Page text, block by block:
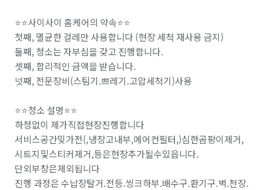
⭐⭐사이사이 홈케어의 약속⭐⭐
첫째, 멸균한 걸레만 사용합니다 (현장 세척 재사용 금지)
둘째, 청소는 자부심을 갖고 진행합니다.
셋째, 합리적인 금액을 받습니다.
넷째, 전문장비(스팀기.쁘레기.고압세척기)사용
⭐⭐청소 설명⭐⭐
하청없이 제가직접현장진행합니다
서비스공간밎가전(,냉장고내부,에어컨필터,)심한곰팡이제거,
시트지및스티커제거,등은현장추가될수있읍니다.
단외부창은제외됩니다
진행 과정은 수납장탈거.전등.씽크하부.배수구.환기구.벽.천장.